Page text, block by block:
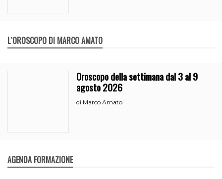
L`OROSCOPO DI MARCO AMATO
Oroscopo della settimana dal 3 al 9
agosto 2026
di Marco Amato
AGENDA FORMAZIONE